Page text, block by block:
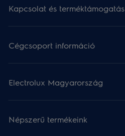
Kapcsolat és terméktámogatás
Cégcsoport információ
Electrolux Magyarország
Népszerű termékeink